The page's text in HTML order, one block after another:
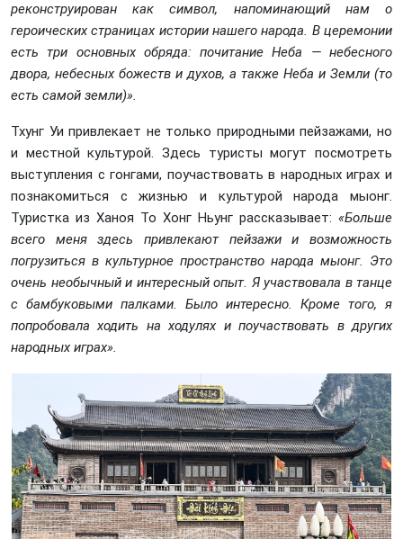
реконструирован как символ, напоминающий нам о
героических страницах истории нашего народа. В церемонии
есть три основных обряда: почитание Неба — небесного
двора, небесных божеств и духов, а также Неба и Земли (то
есть самой земли)».
Тхунг Уи привлекает не только природными пейзажами, но
и местной культурой. Здесь туристы могут посмотреть
выступления с гонгами, поучаствовать в народных играх и
познакомиться с жизнью и культурой народа мыонг.
Туристка из Ханоя То Хонг Ньунг рассказывает: «Больше
всего меня здесь привлекают пейзажи и возможность
погрузиться в культурное пространство народа мыонг. Это
очень необычный и интересный опыт. Я участвовала в танце
с бамбуковыми палками. Было интересно. Кроме того, я
попробовала ходить на ходулях и поучаствовать в других
народных играх».